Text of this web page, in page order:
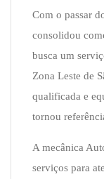
Com o passar
consolidou
busca um
Zona Leste de
qualificada e
tornou
A mecânica
serviços para